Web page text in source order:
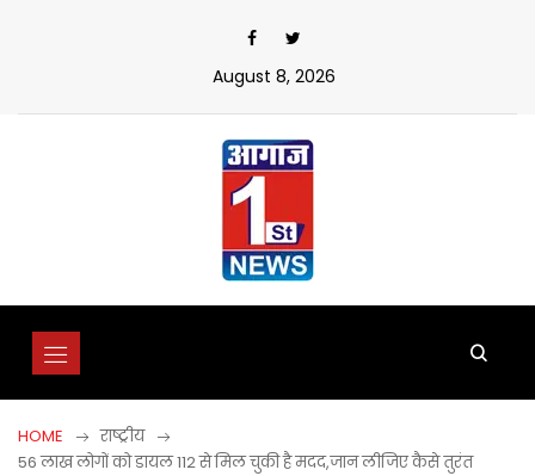
August 8, 2026
HOME
राष्ट्रीय
56 लाख लोगों को डायल 112 से मिल चुकी है मदद,जान लीजिए कैसे तुरंत